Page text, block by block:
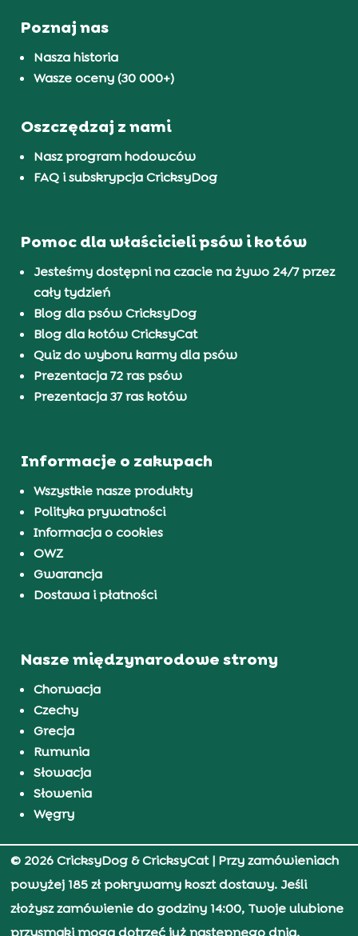
Poznaj nas
Nasza historia
Wasze oceny (30 000+)
Oszczędzaj z nami
Nasz program hodowców
FAQ i subskrypcja CricksyDog
Pomoc dla właścicieli psów i kotów
Jesteśmy dostępni na czacie na żywo 24/7 przez
cały tydzień
Blog dla psów CricksyDog
Blog dla kotów CricksyCat
Quiz do wyboru karmy dla psów
Prezentacja 72 ras psów
Prezentacja 37 ras kotów
Informacje o zakupach
Wszystkie nasze produkty
Polityka prywatności
Informacja o cookies
OWZ
Gwarancja
Dostawa i płatności
Nasze międzynarodowe strony
Chorwacja
Czechy
Grecja
Rumunia
Słowacja
Słowenia
Węgry
© 2026 CricksyDog & CricksyCat| Przy zamówieniach
powyżej 185 zł pokrywamy koszt dostawy. Jeśli
złożysz zamówienie do godziny 14:00, Twoje ulubione
przysmaki mogą dotrzeć już następnego dnia.